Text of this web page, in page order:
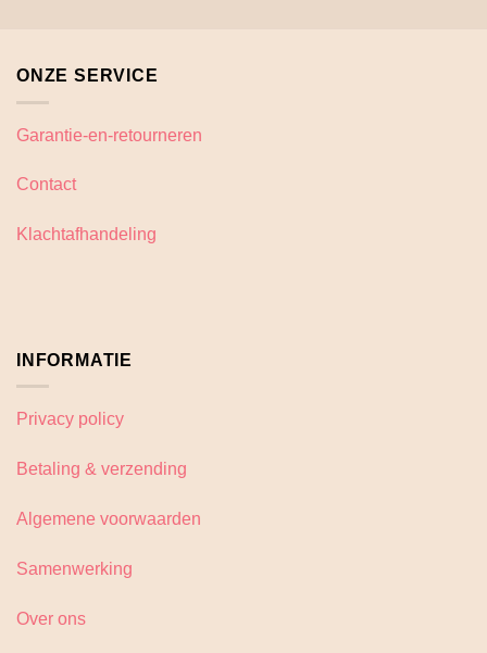
Deze
gekozen
productpagina
ONZE SERVICE
Garantie-en-retourneren
Contact
Klachtafhandeling
INFORMATIE
Privacy policy
Betaling & verzending
Algemene voorwaarden
Samenwerking
Over ons